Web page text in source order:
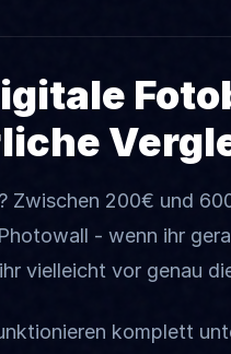
Zwischen 200€ und
- wenn ihr
vielleicht vor genau
komplett